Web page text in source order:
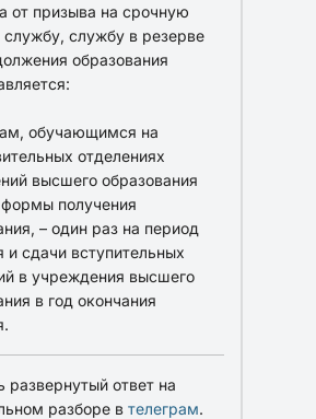
от призыва на срочную
службу в резерве
образования
обучающимся на
отделениях
высшего образования
получения
– один раз на период
и сдачи вступительных
в учреждения высшего
в год окончания
развернутый ответ на
разборе в телеграм.